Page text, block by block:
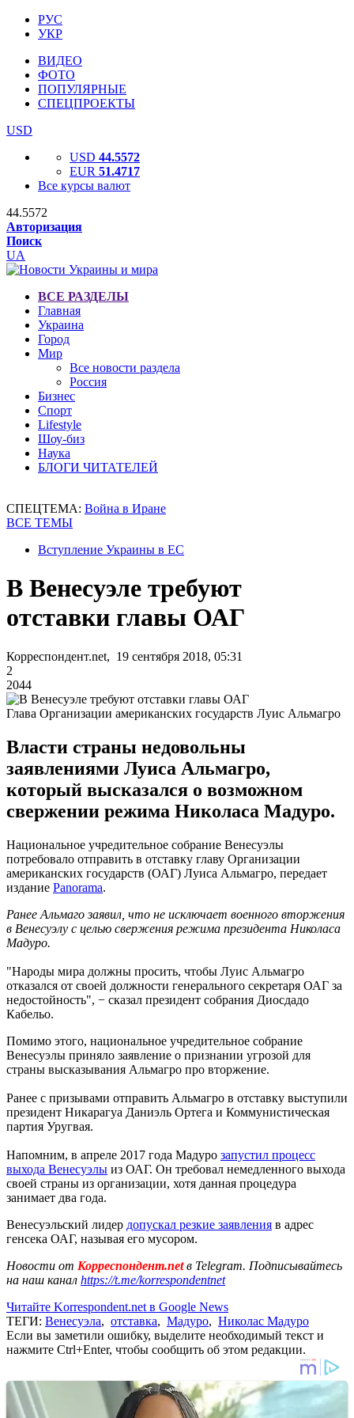
РУС
УКР
ВИДЕО
ФОТО
ПОПУЛЯРНЫЕ
СПЕЦПРОЕКТЫ
USD
USD 44.5572
EUR 51.4717
Все курсы валют
44.5572
Авторизация
Поиск
UA
ВСЕ РАЗДЕЛЫ
Главная
Украина
Город
Мир
Все новости раздела
Россия
Бизнес
Спорт
Lifestyle
Шоу-биз
Наука
БЛОГИ ЧИТАТЕЛЕЙ
СПЕЦТЕМА: Война в Иране
ВСЕ ТЕМЫ
Вступление Украины в ЕС
В Венесуэле требуют
отставки главы ОАГ
Корреспондент.net, 19 сентября 2018, 05:31
2
2044
Глава Организации американских государств Луис Альмагро
Власти страны недовольны
заявлениями Луиса Альмагро,
который высказался о возможном
свержении режима Николаса Мадуро.
Национальное учредительное собрание Венесуэлы
потребовало отправить в отставку главу Организации
американских государств (ОАГ) Луиса Альмагро, передает
издание Panorama.
Ранее Альмаго заявил, что не исключает военного вторжения
в Венесуэлу с целью свержения режима президента Николаса
Мадуро.
"Народы мира должны просить, чтобы Луис Альмагро
отказался от своей должности генерального секретаря ОАГ за
недостойность", − сказал президент собрания Диосдадо
Кабельо.
Помимо этого, национальное учредительное собрание
Венесуэлы приняло заявление о признании угрозой для
страны высказывания Альмагро про вторжение.
Ранее с призывами отправить Альмагро в отставку выступили
президент Никарагуа Даниэль Ортега и Коммунистическая
партия Уругвая.
Напомним, в апреле 2017 года Мадуро запустил процесс
выхода Венесуэлы из ОАГ. Он требовал немедленного выхода
своей страны из организации, хотя данная процедура
занимает два года.
Венесуэльский лидер допускал резкие заявления в адрес
генсека ОАГ, называя его мусором.
Новости от Корреспондент.netв Telegram. Подписывайтесь
на наш канал https://t.me/korrespondentnet
Читайте Korrespondent.net в Google News
ТЕГИ: Венесуэла, отставка, Мадуро, Николас Мадуро
Если вы заметили ошибку, выделите необходимый текст и
нажмите Ctrl+Enter, чтобы сообщить об этом редакции.